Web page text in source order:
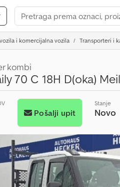
i komercijalna vozila Transporteri i
kombi
70 C 18H D(oka)
Pošalji upit
Stanje
Novo